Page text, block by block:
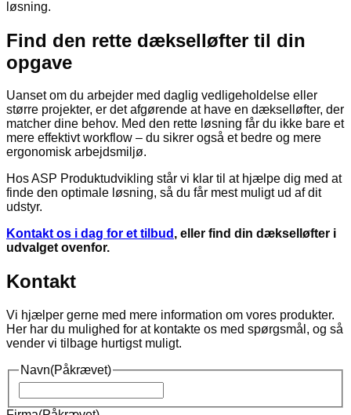
løsning.
Find den rette dækselløfter til din
opgave
Uanset om du arbejder med daglig vedligeholdelse eller
større projekter, er det afgørende at have en dækselløfter, der
matcher dine behov. Med den rette løsning får du ikke bare et
mere effektivt workflow – du sikrer også et bedre og mere
ergonomisk arbejdsmiljø.
Hos ASP Produktudvikling står vi klar til at hjælpe dig med at
finde den optimale løsning, så du får mest muligt ud af dit
udstyr.
Kontakt os i dag for et tilbud , eller find din dækselløfter i
udvalget ovenfor.
Kontakt
Vi hjælper gerne med mere information om vores produkter.
Her har du mulighed for at kontakte os med spørgsmål, og så
vender vi tilbage hurtigst muligt.
Navn(Påkrævet)